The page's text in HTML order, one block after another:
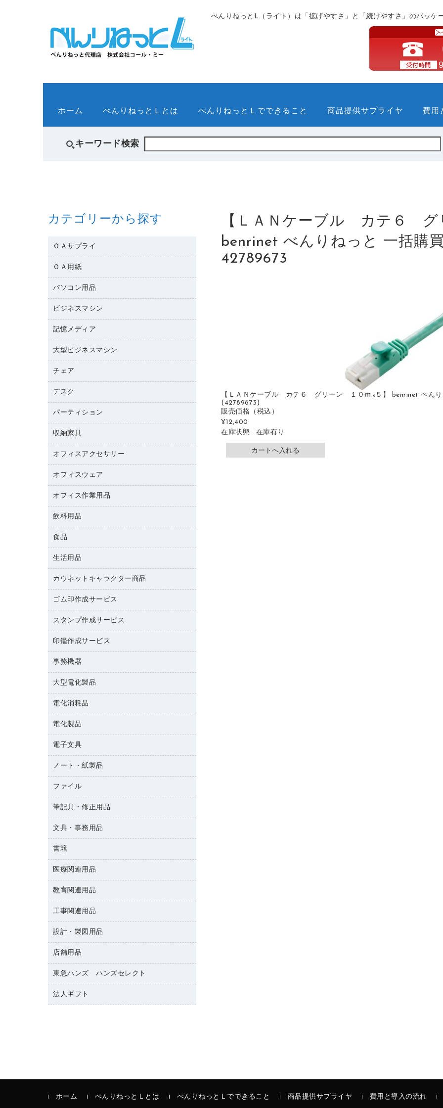
べんりねっとL（ライト）は「拡げやすさ」と「続けやすさ」のパッケ
ホーム べんりねっとＬとは べんりねっとＬでできること 商品提供サプライヤ 費用
キーワード検索
【ＬＡＮケーブル カテ６
benrinet べんりねっと 一括購
42789673
【ＬＡＮケーブル カテ６ グリーン １０ｍ×５】 benrinet べん
(42789673)
販売価格 （税込）
¥12,400
在庫状態 : 在庫有り
カテゴリーから探す
ＯＡサプライ
互換インクカートリッジ
リサイクルトナー（リターン方式）
リサイクルトナー（プール方式）
リサイクルインクカートリッジ
ファクシミリトナー
トナーカートリッジ
コピートナー
ＯＡ用紙
名刺用紙
ワープロ用紙
ラベル用紙
プロッター用紙
ハガキ用紙
その他コピー用紙・プリンタ用紙
コピー用紙
パソコン用品
パソコン周辺機器
マウスパッド
マウス
パソコンバッグ／収納用品
ネットワーク／ＬＡＮ機器
ネットワーク／ＬＡＮアクセサリー
セキュリティ用品
ＵＳＢハブ／ＵＳＢアクセサリー
ＯＡフィルター
ＯＡクリーナー／エアダスター
ＬＡＮケーブル
ＨＤＤ／ＳＳＤ
ディスプレイモニター
ビジネスマシン
電話機
レーザープリンタ／複合機
メモリーカード
プロジェクタ
ファクシミリ
デジタルカメラ
スキャナー
コピー機
記憶メディア
ブルーレイディスク
ＣＤ－ＲＷ
ＣＤ－Ｒ
メディア収納用品
大型ビジネスマシン
プリンタ
チェア
応接イス・ベンチ
オフィスチェア
デスク
ミーティングテーブル
デスク
カウンター
パーティション
ホワイトボード・黒板
収納家具
保管庫・書庫
ロッカー・下駄箱
その他収納
オフィスアクセサリー
オフィスアクセサリー
オフィスウェア
医療・介護・ワーキングウェア
ブラウス・シャツ
アウター
オフィス作業用品
養生用品
防災用備蓄食品・飲料
台車・脚立
倉庫収納用品
作業用雑貨
梱包用品
梱包用テープ
園芸用品
ペット用品
飲料用品
緑茶飲料
茶葉・インスタント
紅茶・バラエティ飲料
レギュラーコーヒー
ミルク・シュガー
ソフトドリンク
コーヒーメーカー・備品
インスタントコーヒー
食品
食品
生活用品
浴室用品
台所用洗剤
掃除用品
掃除用洗剤
洗濯用品
消臭・芳香剤
殺虫剤
飲食用消耗品
ハンドソープ・石鹸
トイレ用品
トイレ用洗剤
ティッシュペーパー
ダストボックス
タオル・アメニティ用品
スリッパ・サンダル・シューズ
スポーツ・レジャー用品
ゴミ袋
キッチン用品
カウネットキャラクター商品
カウネットキャラクター商品
ゴム印作成サービス
ゴム印作成サービス
ゴム印（一行印）作成サービス
ゴム印（フリーサイズ印）作成サービス
スタンプ作成サービス
シヤチハタスタンプ作成サービス
カウネットスタンプ作成サービス
印鑑作成サービス
印鑑作成サービス
事務機器
大型シュレッダー（共配）
レーザーポインター
ラミネートフィルム
ラミネータ
タイムレコーダー
シュレッダ
ＯＨＰ用品
大型電化製品
冷蔵庫・キッチン・調理家電
テレビ・ＡＶ機器
電化消耗品
電球・蛍光灯
乾電池・充電池
フィルム・カメラ用品
デスクライト
アルバム
懐中電灯・ライト
電化製品
掃除機・クリーナー
空調・季節家電
その他電化製品
キッチン・調理家電
ＯＡタップ／延長コード
電子文具
電卓
ラベルテープ
その他電子文具
ノート・紙製品
封筒
伝票
典礼用品
帳簿
額縁
各種用紙
ルーズリーフ
ファイル
名刺整理用品
板目表紙・綴込表紙
背幅が伸びるファイル
統一伝票用ファイル
収納保存用品
レターファイル
リングファイル
プレゼン用ファイル
ファイルボックス
パイプ式ファイル
その他ファイル
カードケース
筆記具・修正用品
万年筆
消しゴム
修正液・修正ペン
修正テープ
鉛筆
マーキングペン（油性）
マーキングペン（水性）
ボールペン（油性）
文具・事務用品
輪ゴム
両面テープ
名札
保管・整理用品
壁面／足元収納
備品／小物ケース
透明テープ 事務用
電話台
液体のり
印章用品
書籍
雑誌
パソコンソフト
医療関連用品
保健用品
使い捨て手袋
感染症対策用品
介護用品
医療関連用品
教育関連用品
教育関連用品
工事関連用品
工事関連用品
設計・製図用品
設計・製図用品
店舗用品
店舗運営用品
陳列什器
紙手提げ袋
ＰＯＰ用品
東急ハンズ ハンズセレクト
東急ハンズ
法人ギフト
ホーム べんりねっとＬとは べんりねっとＬでできること 商品提供サプライヤ 費用と導入の流れ